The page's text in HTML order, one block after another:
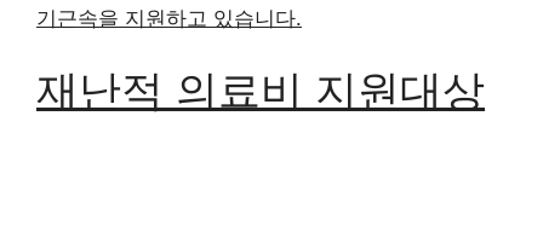
기근속을 지원하고 있습니다.
재난적 의료비 지원대상